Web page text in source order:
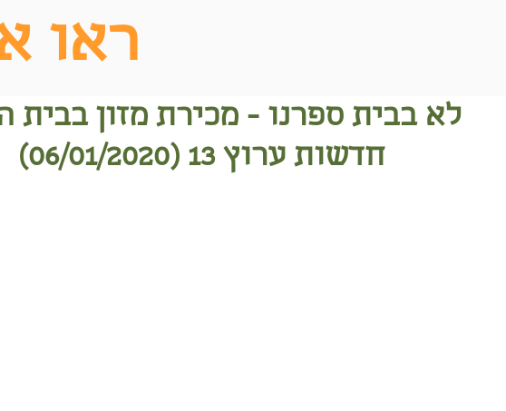
ראו
לא בבית ספרנו - מכירת מזון בבית
חדשות ערוץ 13 (06/01/2020)